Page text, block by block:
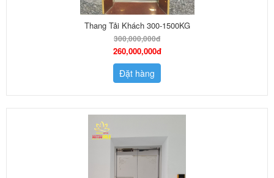
Thang Tải Khách 300-1500KG
300,000,000đ
260,000,000đ
Đặt hàng